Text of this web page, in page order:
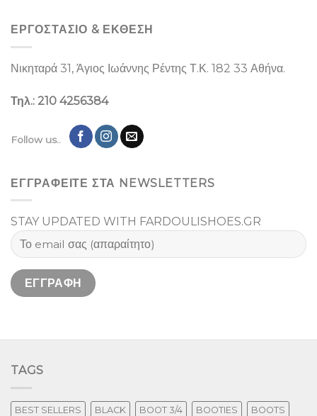
ΕΡΓΟΣΤΑΣΙΌ & ΕΚΘΕΣΉ
Νικηταρά 31, Άγιος Ιωάννης Ρέντης Τ.Κ. 182 33 Αθήνα.
Τηλ.: 210 4256384
Follow us..
ΕΓΓΡΑΦΕΙΤΕ ΣΤΑ NEWSLETTERS
STAY UPDATED WITH FARDOULISHOES.GR
TAGS
BEST SELLERS BLACK BOOT 3/4 BOOTIES BOOTS